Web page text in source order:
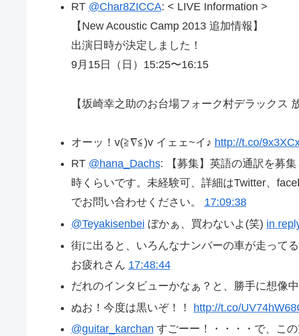
RT @Char8ZICCA: < LIVE Information >
【New Acoustic Camp 2013 追加情報】
出演日時が決定しました！
9月15日（日）15:25〜16:15
【坂崎幸之助のお台場フォーク村デラックス
オーッ！v(≧∇≦)v イェェ~イ♪ http://t.co/
RT @hana_Dachs: 【募集】英語の通訳を募
時くらいです。未経験可、詳細はTwitter、
でお問い合わせください。 17:09:38
@Teyakisenbei ぼかぁ、買わないよ(笑) in
街に出ると、いろんなナンバーの車が走ってる
お疲れさん 17:48:44
だれのインタビューかなぁ？と、勝手に想像中
ぬお！今度は黒いぞ！！ http://t.co/
@guitar_karchan すごーー！・・・・で、こ